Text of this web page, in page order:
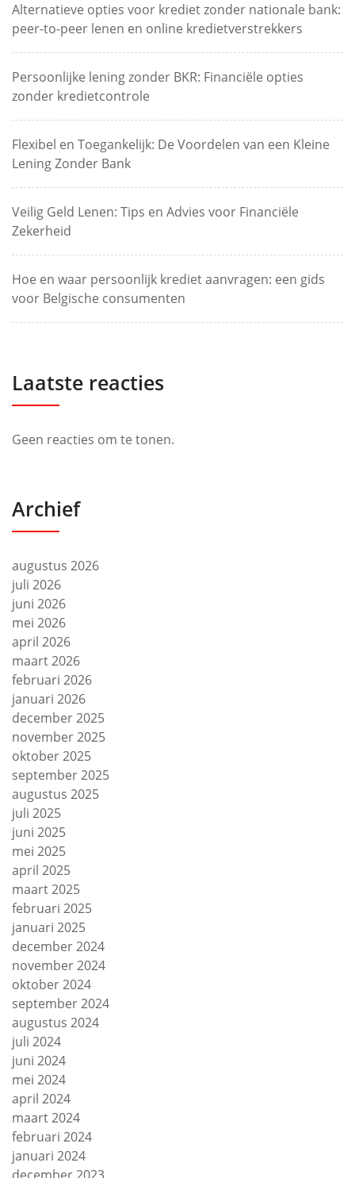
Alternatieve opties voor krediet zonder nationale bank:
peer-to-peer lenen en online kredietverstrekkers
Persoonlijke lening zonder BKR: Financiële opties
zonder kredietcontrole
Flexibel en Toegankelijk: De Voordelen van een Kleine
Lening Zonder Bank
Veilig Geld Lenen: Tips en Advies voor Financiële
Zekerheid
Hoe en waar persoonlijk krediet aanvragen: een gids
voor Belgische consumenten
Laatste reacties
Geen reacties om te tonen.
Archief
augustus 2026
juli 2026
juni 2026
mei 2026
april 2026
maart 2026
februari 2026
januari 2026
december 2025
november 2025
oktober 2025
september 2025
augustus 2025
juli 2025
juni 2025
mei 2025
april 2025
maart 2025
februari 2025
januari 2025
december 2024
november 2024
oktober 2024
september 2024
augustus 2024
juli 2024
juni 2024
mei 2024
april 2024
maart 2024
februari 2024
januari 2024